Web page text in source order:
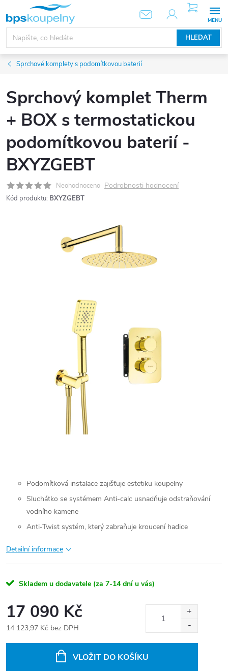
obsah
HLEDAT
NÁKUPNÍ
KOŠÍK
Sprchové komplety s podomítkovou baterií
Sprchový komplet Therm
+ BOX s termostatickou
podomítkovou baterií -
BXYZGEBT
Neohodnoceno Podrobnosti hodnocení
Kód produktu: BXYZGEBT
Podomítková instalace zajišťuje estetiku koupelny
Sluchátko se systémem Anti-calc usnadňuje odstraňování
vodního kamene
Anti-Twist systém, který zabraňuje kroucení hadice
Detailní informace
Skladem u dodavatele (za 7-14 dní u vás)
17 090 Kč
14 123,97 Kč bez DPH
VLOŽIT DO KOŠÍKU